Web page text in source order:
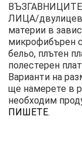
ЛИЦА/
материи в
микрофибърен
бельо, плътен
полестерен
Варианти на
ще намерете в
необходим
ПИШЕТЕ.